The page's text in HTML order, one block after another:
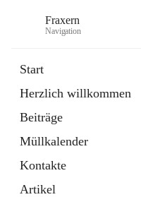
Fraxern
Navigation
Start
Herzlich willkommen
Beiträge
Müllkalender
Kontakte
Artikel
Ordner
in
Tab
Formulare
Artikel
öffnet
in
neuem
Tab